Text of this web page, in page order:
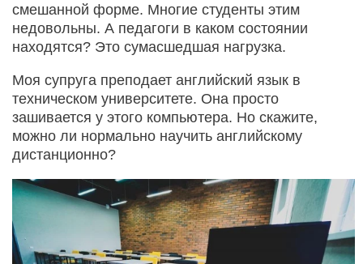
смешанной форме. Многие студенты этим
недовольны. А педагоги в каком состоянии
находятся? Это сумасшедшая нагрузка.
Моя супруга преподает английский язык в
техническом университете. Она просто
зашивается у этого компьютера. Но скажите,
можно ли нормально научить английскому
дистанционно?